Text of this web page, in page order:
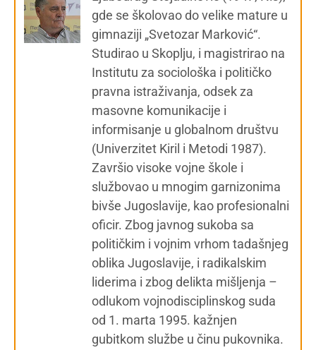
gde se školovao do velike mature u
gimnaziji „Svetozar Marković“.
Studirao u Skoplju, i magistrirao na
Institutu za sociološka i političko
pravna istraživanja, odsek za
masovne komunikacije i
informisanje u globalnom društvu
(Univerzitet Kiril i Metodi 1987).
Završio visoke vojne škole i
službovao u mnogim garnizonima
bivše Jugoslavije, kao profesionalni
oficir. Zbog javnog sukoba sa
političkim i vojnim vrhom tadašnjeg
oblika Jugoslavije, i radikalskim
liderima i zbog delikta mišljenja –
odlukom vojnodisciplinskog suda
od 1. marta 1995. kažnjen
gubitkom službe u činu pukovnika.